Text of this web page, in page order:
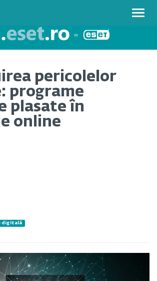
pericolelor
programe
plasate în
online
digitală